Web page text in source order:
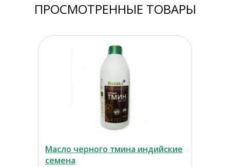
ПРОСМОТРЕННЫЕ ТОВАРЫ
Масло черного тмина индийские
семена